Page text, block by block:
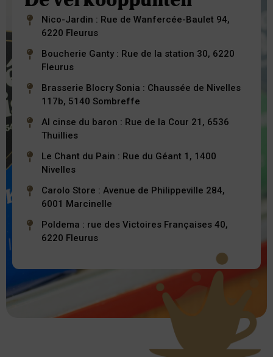
Nico-Jardin : Rue de Wanfercée-Baulet 94,
6220 Fleurus
Boucherie Ganty : Rue de la station 30, 6220
Fleurus
Brasserie Blocry Sonia : Chaussée de Nivelles
117b, 5140 Sombreffe
Al cinse du baron : Rue de la Cour 21, 6536
Thuillies
Le Chant du Pain : Rue du Géant 1, 1400
Nivelles
Carolo Store : Avenue de Philippeville 284,
6001 Marcinelle
Poldema : rue des Victoires Françaises 40,
6220 Fleurus